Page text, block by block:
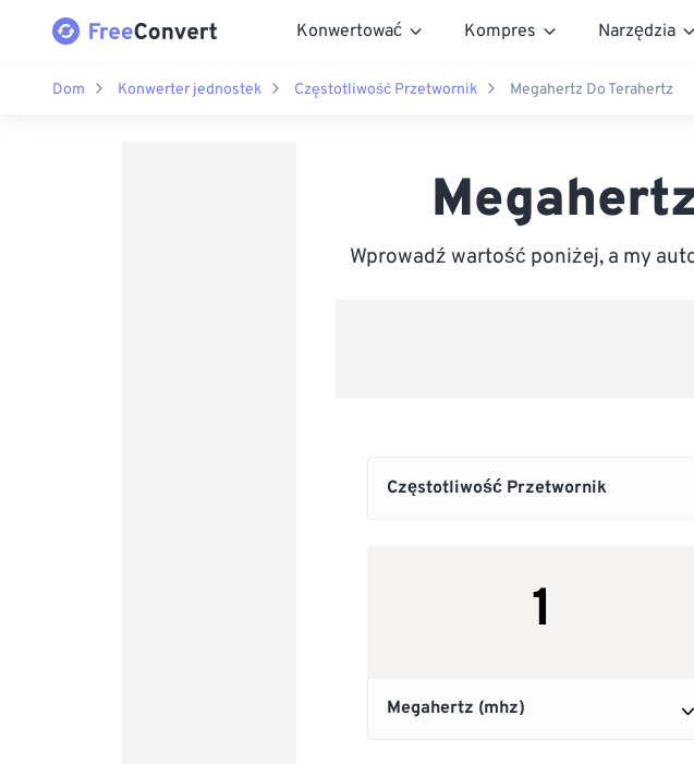
Konwertować Kompres Narzędzia
Dom Konwerter jednostek Częstotliwość Przetwornik Megahertz Do Terahertz
Wprowadź wartość poniżej, a my